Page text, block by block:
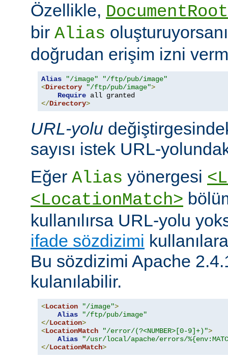
Özellikle, DocumentRoot
bir Alias
doğrudan erişim izni
Alias "/image"
"/ftp/pub/image"
<Directory "/ftp/pub/image">
Require
</Directory>
URL-yolu
sayısı istek URL-
Eğer Alias yönergesi
<LocationMatch>
kullanılırsa URL-yolu
ifade sözdizimi
Bu sözdizimi Apache
kulanılabilir.
<Location "/image">
Alias
"/ftp/pub/image"
</Location>
<LocationMatch "/error/(?<NUMBER>[0-9]+)">
Alias
"/usr/local/apache/errors/
</LocationMatch>